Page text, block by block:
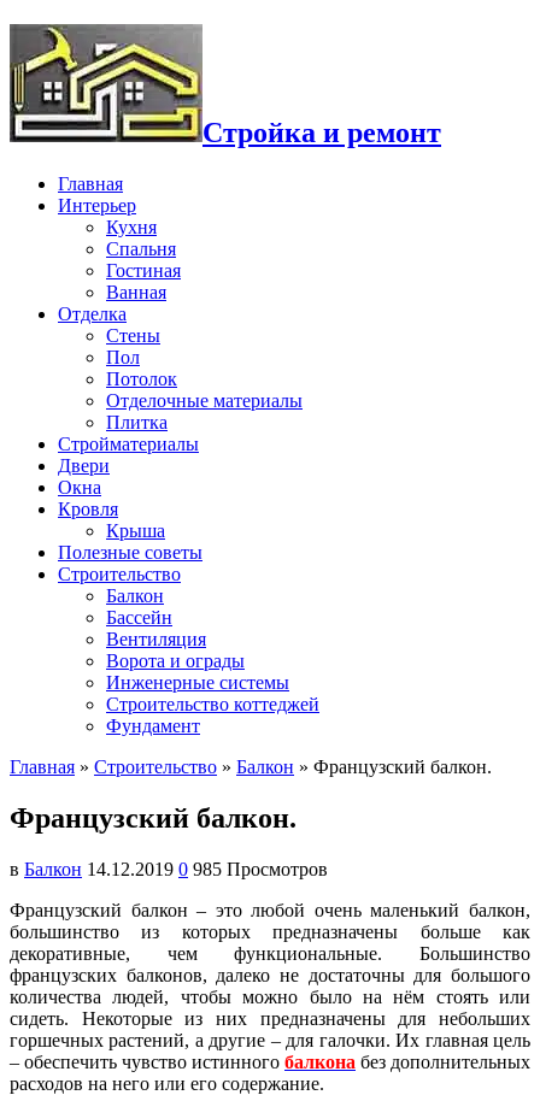
Стройка и ремонт
Главная
Интерьер
Кухня
Спальня
Гостиная
Ванная
Отделка
Стены
Пол
Потолок
Отделочные материалы
Плитка
Стройматериалы
Двери
Окна
Кровля
Крыша
Полезные советы
Строительство
Балкон
Бассейн
Вентиляция
Ворота и ограды
Инженерные системы
Строительство коттеджей
Фундамент
Главная » Строительство » Балкон » Французский балкон.
Французский балкон.
в Балкон 14.12.2019 0 985 Просмотров
Французский балкон – это любой очень маленький балкон,
большинство из которых предназначены больше как
декоративные, чем функциональные. Большинство
французских балконов, далеко не достаточны для большого
количества людей, чтобы можно было на нём стоять или
сидеть. Некоторые из них предназначены для небольших
горшечных растений, а другие – для галочки. Их главная цель
– обеспечить чувство истинного балкона без дополнительных
расходов на него или его содержание.